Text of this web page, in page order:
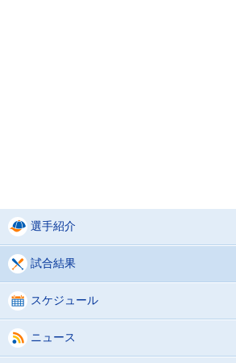
選手紹介
試合結果
スケジュール
ニュース